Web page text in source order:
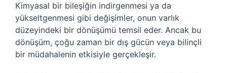
Kimyasal bir bileşiğin indirgenmesi ya da
yükseltgenmesi gibi değişimler, onun varlık
düzeyindeki bir dönüşümü temsil eder. Ancak bu
dönüşüm, çoğu zaman bir dış gücün veya bilinçli
bir müdahalenin etkisiyle gerçekleşir.